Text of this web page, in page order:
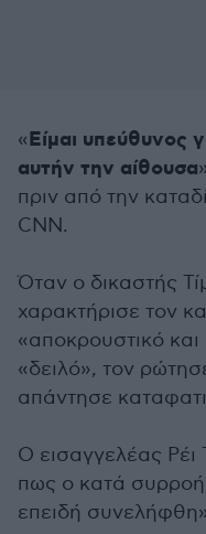
«Είμαι υπεύθυνος
αυτήν την αίθουσα
πριν από την
CNN.
Όταν ο δικαστής
χαρακτήρισε τον
«αποκρουστικό
«δειλό», τον
απάντησε
Ο εισαγγελέας Ρέι
πως ο κατά
επειδή